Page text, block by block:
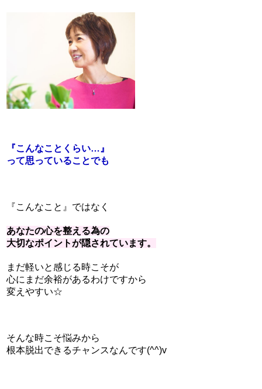
『こんなことくらい…』
って思っていることでも
『こんなこと』ではなく
あなたの心を整える為の
大切なポイントが隠されています。
まだ軽いと感じる時こそが
心にまだ余裕があるわけですから
変えやすい☆
そんな時こそ悩みから
根本脱出できるチャンスなんです(^^)v